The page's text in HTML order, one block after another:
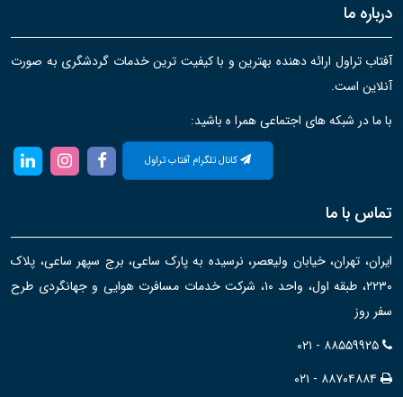
درباره ما
آفتاب تراول ارائه دهنده بهترین و با کیفیت ترین خدمات گردشگری به صورت
آنلاین است.
با ما در شبکه های اجتماعی همرا ه باشید:
کانال تلگرام آفتاب تراول
تماس با ما
ایران، تهران، خیابان ولیعصر، نرسیده به پارک ساعی، برج سپهر ساعی، پلاک
۲۲۳۰، طبقه اول، واحد ۱۰، شرکت خدمات مسافرت هوایی و جهانگردی طرح
سفر روز
۰۲۱ - ۸۸۵۵۹۹۲۵
۰۲۱ - ۸۸۷۰۴۸۸۴